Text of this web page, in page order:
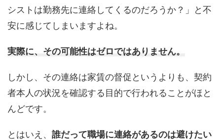
シストは勤務先に連絡してくるのだろうか？」と不
安に感じてしまいますよね。
実際に、その可能性はゼロではありません。
しかし、その連絡は家賃の督促というよりも、契約
者本人の状況を確認する目的で行われることがほと
んどです。
とはいえ、 誰だって職場に連絡があるのは避けたい